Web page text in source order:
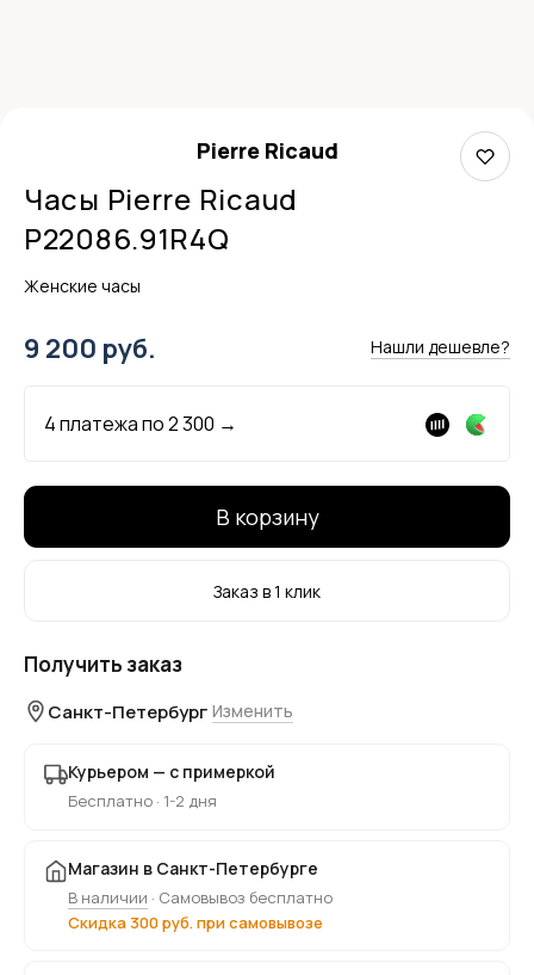
Pierre Ricaud
Часы Pierre Ricaud
P22086.91R4Q
Женские часы
9 200 руб. Нашли дешевле?
4 платежа по2 300 →
В корзину
Заказ в 1 клик
Получить заказ
Санкт-Петербург Изменить
Курьером — с примеркой
Бесплатно · 1-2 дня
Магазин в Санкт-Петербурге
В наличии · Самовывоз бесплатно
Скидка 300 руб. при самовывозе